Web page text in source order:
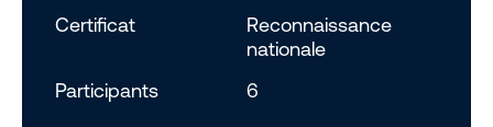
Certificat
Reconnaissance
nationale
Participants
6